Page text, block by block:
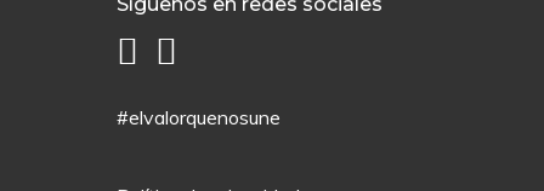
#elvalorquenosune